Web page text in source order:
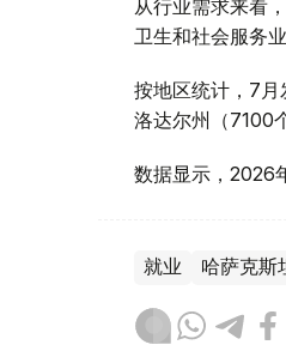
从行业需求来看
卫生和社会服务
按地区统计，7
洛达尔州（7100
数据显示，2026
就业 哈萨克斯